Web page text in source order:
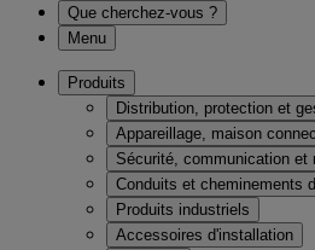
Que cherchez-vous ?
Menu
Produits
Distribution, protection et
Appareillage, maison
Sécurité, communication et
Conduits et cheminements
Produits industriels
Accessoires d'installation